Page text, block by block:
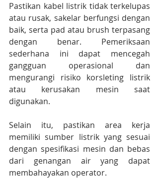
Pastikan kabel listrik tidak terkelupas
atau rusak, sakelar berfungsi dengan
baik, serta pad atau brush terpasang
dengan benar. Pemeriksaan
sederhana ini dapat mencegah
gangguan operasional dan
mengurangi risiko korsleting listrik
atau kerusakan mesin saat
digunakan.
Selain itu, pastikan area kerja
memiliki sumber listrik yang sesuai
dengan spesifikasi mesin dan bebas
dari genangan air yang dapat
membahayakan operator.